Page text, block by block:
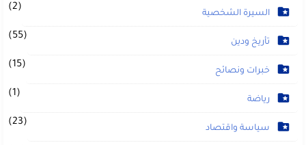
السيرة الشخصية
(2)
تأريخ ودين
(55)
خبرات ونصائح
(15)
رياضة
(1)
سياسة واقتصاد
(23)